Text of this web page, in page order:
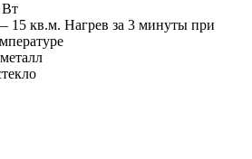
15 кв.м. Нагрев за 3 минуты при